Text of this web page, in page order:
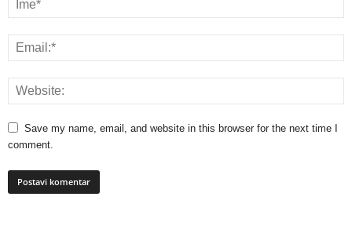
Save my name, email, and website in this browser for the next time I
comment.